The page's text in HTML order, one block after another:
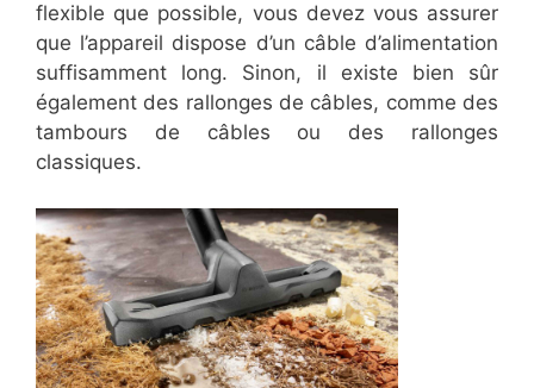
flexible que possible, vous devez vous assurer
que l’appareil dispose d’un câble d’alimentation
suffisamment long. Sinon, il existe bien sûr
également des rallonges de câbles, comme des
tambours de câbles ou des rallonges
classiques.